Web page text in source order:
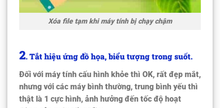
Xóa file tạm khi máy tính bị chạy chậm
2.Tắt hiệu ứng đồ họa, biểu tượng trong suốt.
Đối với máy tính cấu hình khỏe thì OK, rất đẹp mắt,
nhưng với các máy bình thường, trung bình yếu thì
thật là 1 cực hình, ảnh hưởng đến tốc độ hoạt